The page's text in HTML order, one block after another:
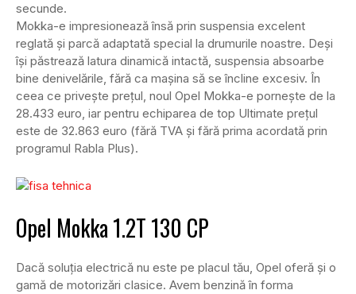
secunde.
Mokka-e impresionează însă prin suspensia excelent
reglată și parcă adaptată special la drumurile noastre. Deși
își păstrează latura dinamică intactă, suspensia absoarbe
bine denivelările, fără ca mașina să se încline excesiv. În
ceea ce privește prețul, noul Opel Mokka-e pornește de la
28.433 euro, iar pentru echiparea de top Ultimate prețul
este de 32.863 euro (fără TVA și fără prima acordată prin
programul Rabla Plus).
Opel Mokka 1.2T 130 CP
Dacă soluția electrică nu este pe placul tău, Opel oferă și o
gamă de motorizări clasice. Avem benzină în forma